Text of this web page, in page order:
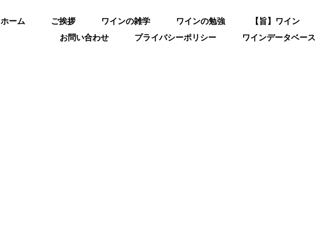
ホーム ご挨拶 ワインの雑学 ワインの勉強 【旨】ワイン
お問い合わせ
プライバシーポリシー ワインデータベース